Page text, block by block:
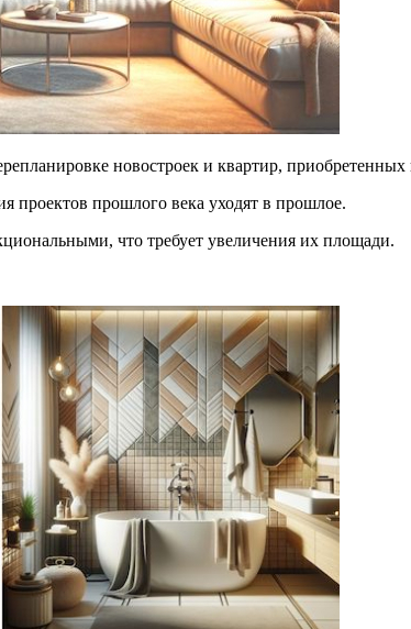
новостроек и квартир,
проектов прошлого века уходят в прошлое.
что требует увеличения их площади.